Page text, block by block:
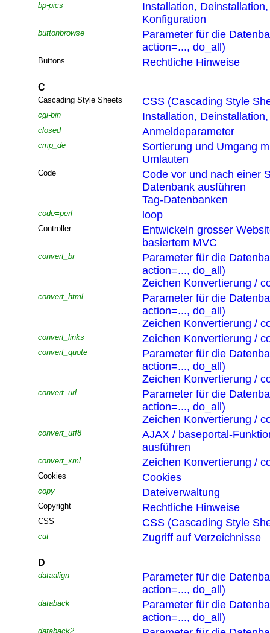
bp-pics
Installation,
Konfiguration
buttonbrowse
Parameter für die
action=..., do_all)
Buttons Rechtliche Hinweise
C
Cascading Style Sheets CSS (Cascading Style
cgi-bin Installation,
closed Anmeldeparameter
cmp_de
Sortierung und Umgang
Umlauten
Code
Code vor und nach einer
Datenbank ausführen
Tag-Datenbanken
code=perl loop
Controller
Entwickeln grosser
basiertem MVC
convert_br
Parameter für die
action=..., do_all)
Zeichen Konvertierung /
convert_html
Parameter für die
action=..., do_all)
Zeichen Konvertierung /
convert_links Zeichen Konvertierung /
convert_quote
Parameter für die
action=..., do_all)
Zeichen Konvertierung /
convert_url
Parameter für die
action=..., do_all)
Zeichen Konvertierung /
convert_utf8
AJAX / baseportal-
ausführen
convert_xml Zeichen Konvertierung /
Cookies Cookies
copy Dateiverwaltung
Copyright Rechtliche Hinweise
CSS CSS (Cascading Style
cut Zugriff auf Verzeichnisse
D
dataalign
Parameter für die
action=..., do_all)
databack
Parameter für die
action=..., do_all)
databack2